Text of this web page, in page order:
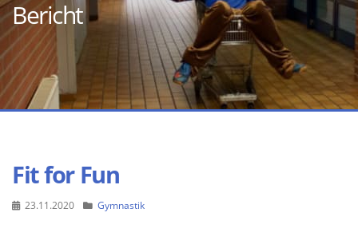
Bericht
Fit for Fun
23.11.2020 Gymnastik